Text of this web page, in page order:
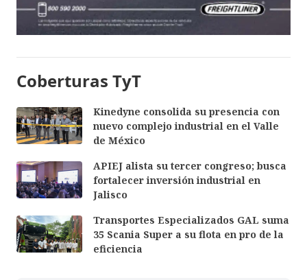
Coberturas TyT
Kinedyne consolida su presencia con
nuevo complejo industrial en el Valle
de México
APIEJ alista su tercer congreso; busca
fortalecer inversión industrial en
Jalisco
Transportes Especializados GAL suma
35 Scania Super a su flota en pro de la
eficiencia